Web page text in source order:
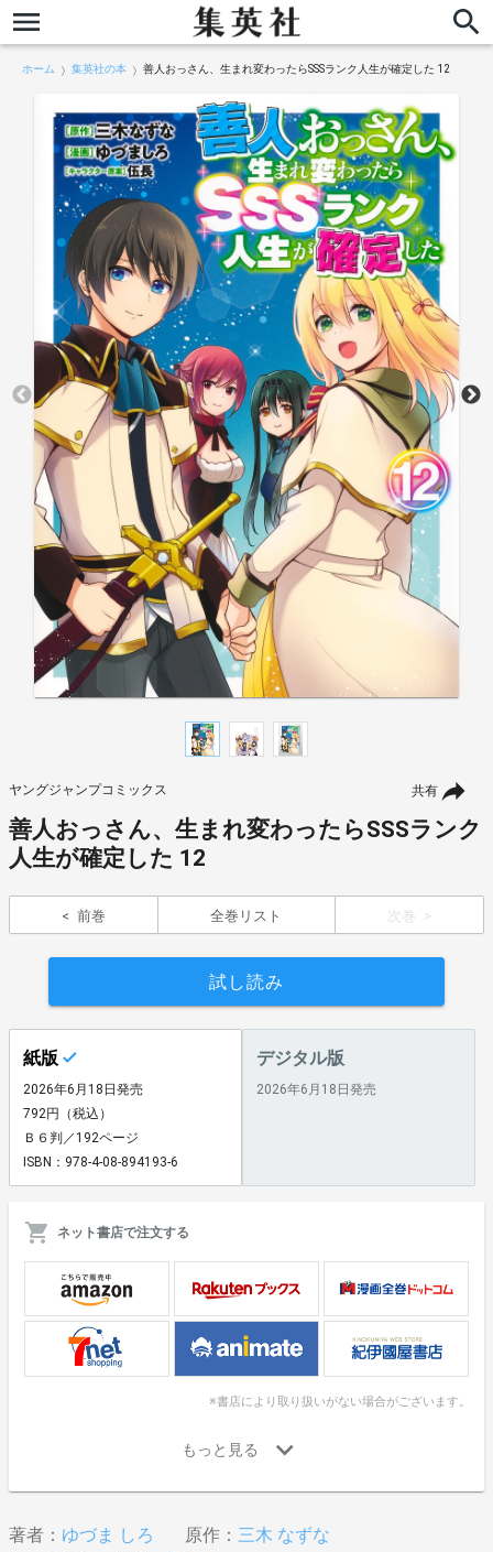
ホーム 集英社の本 善人おっさん、生まれ変わったらSSSランク人生が確定した 12
共有
ヤングジャンプコミックス
善人おっさん、生まれ変わったらSSSランク
人生が確定した 12
前巻 全巻リスト 次巻
試し読み
紙版
2026年6月18日発売
792円（税込）
Ｂ６判／192ページ
ISBN：978-4-08-894193-6
デジタル版
2026年6月18日発売
ネット書店で注文する
※書店により取り扱いがない場合がございます。
著者： ゆづま しろ 原作： 三木 なずな